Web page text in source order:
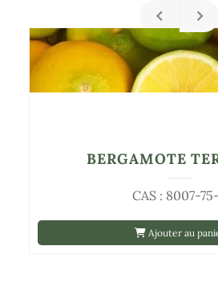
Ajouter au
CAS : 8007-
BERGAMOTE